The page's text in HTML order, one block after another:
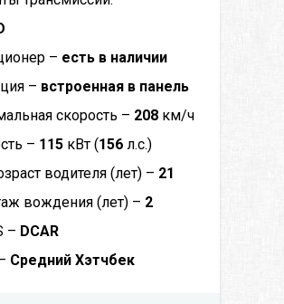
– есть в наличии
– встроенная в панель
скорость – 208 км/ч
– 115 кВт (156л.с.)
водителя (лет) – 21
вождения (лет) – 2
– DCAR
Средний Хэтчбек